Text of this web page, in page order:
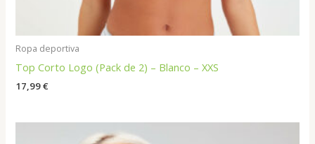
Ropa deportiva
Top Corto Logo (Pack de 2) – Blanco – XXS
17,99€